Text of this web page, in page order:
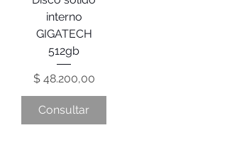
interno
GIGATECH
512gb
Precio
$ 48.200,00
Consultar